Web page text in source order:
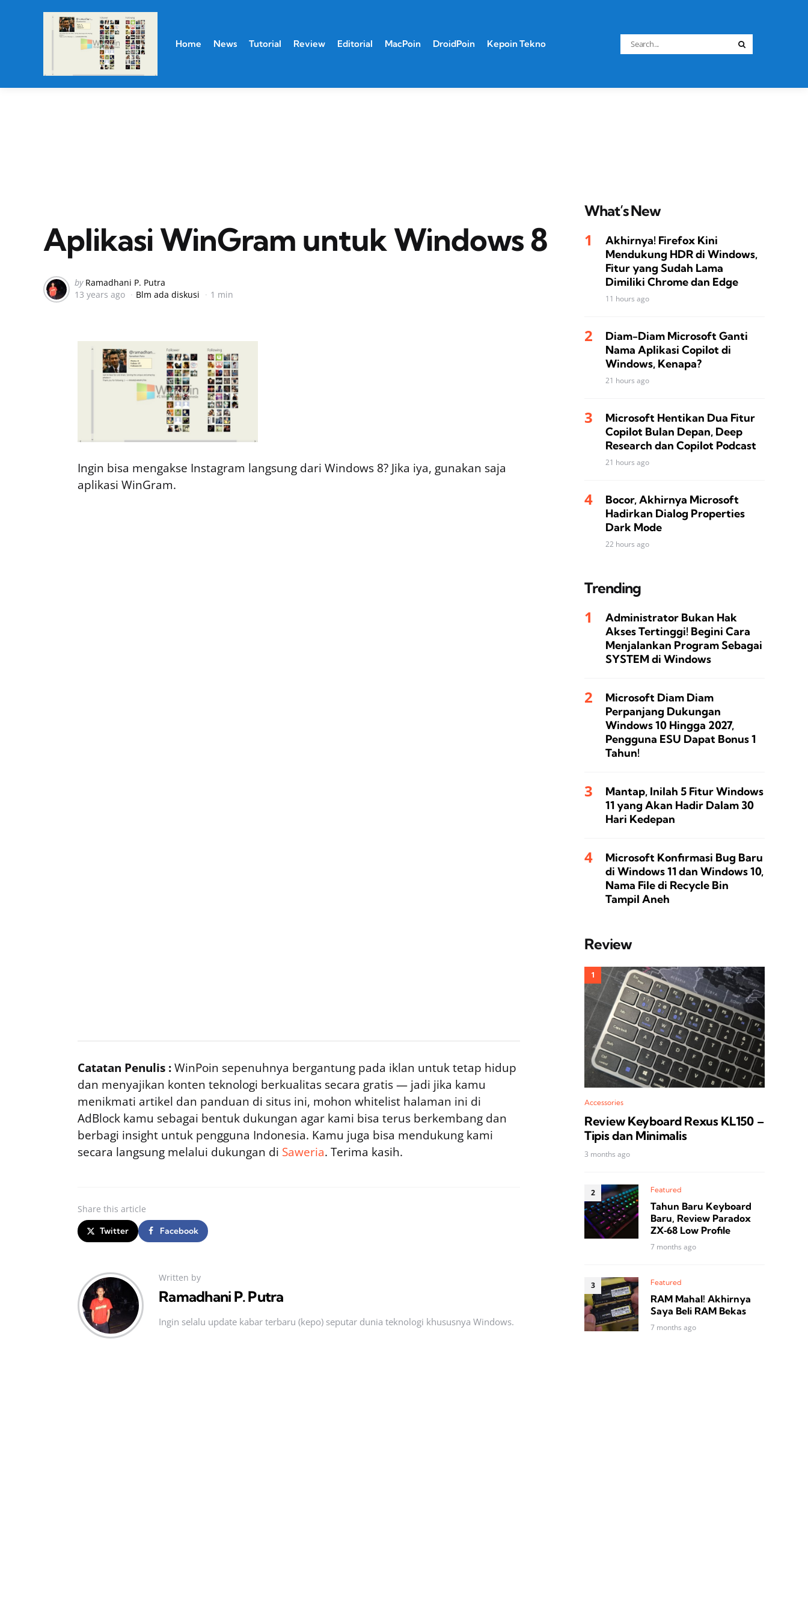
Home News Tutorial Review Editorial MacPoin DroidPoin Kepoin Tekno
Search
for:
Aplikasi WinGram untuk Windows 8
Posted
by
by Ramadhani P. Putra
13 years ago
Blm ada diskusi 1 min
Ingin bisa mengakse Instagram langsung dari Windows 8? Jika iya, gunakan saja
aplikasi WinGram.
Catatan Penulis :WinPoin sepenuhnya bergantung pada iklan untuk tetap hidup
dan menyajikan konten teknologi berkualitas secara gratis — jadi jika kamu
menikmati artikel dan panduan di situs ini, mohon whitelist halaman ini di
AdBlock kamu sebagai bentuk dukungan agar kami bisa terus berkembang dan
berbagi insight untuk pengguna Indonesia. Kamu juga bisa mendukung kami
secara langsung melalui dukungan di Saweria. Terima kasih.
Share this article
Twitter Facebook
Written by
Ramadhani P. Putra
Ingin selalu update kabar terbaru (kepo) seputar dunia teknologi khususnya Windows.
What’s New
Akhirnya! Firefox Kini
Mendukung HDR di Windows,
Fitur yang Sudah Lama
Dimiliki Chrome dan Edge
11 hours ago
Diam-Diam Microsoft Ganti
Nama Aplikasi Copilot di
Windows, Kenapa?
21 hours ago
Microsoft Hentikan Dua Fitur
Copilot Bulan Depan, Deep
Research dan Copilot Podcast
21 hours ago
Bocor, Akhirnya Microsoft
Hadirkan Dialog Properties
Dark Mode
22 hours ago
Trending
Administrator Bukan Hak
Akses Tertinggi! Begini Cara
Menjalankan Program Sebagai
SYSTEM di Windows
Microsoft Diam Diam
Perpanjang Dukungan
Windows 10 Hingga 2027,
Pengguna ESU Dapat Bonus 1
Tahun!
Mantap, Inilah 5 Fitur Windows
11 yang Akan Hadir Dalam 30
Hari Kedepan
Microsoft Konfirmasi Bug Baru
di Windows 11 dan Windows 10,
Nama File di Recycle Bin
Tampil Aneh
Review
Accessories
Review Keyboard Rexus KL150 –
Tipis dan Minimalis
3 months ago
Featured
Tahun Baru Keyboard
Baru, Review Paradox
ZX‑68 Low Profile
7 months ago
Featured
RAM Mahal! Akhirnya
Saya Beli RAM Bekas
7 months ago